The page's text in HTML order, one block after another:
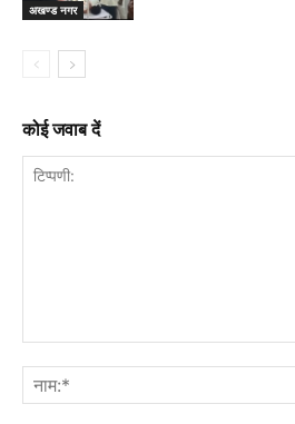
अखण्ड नगर
कोई जवाब दें